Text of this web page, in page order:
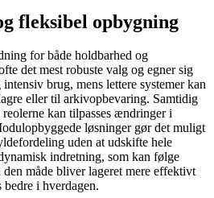
fleksibel opbygning
for både holdbarhed og
det mest robuste valg og egner sig
brug, mens lettere systemer kan
eller til arkivopbevaring. Samtidig
kan tilpasses ændringer i
løsninger gør det muligt
uden at udskifte hele
indretning, som kan følge
måde bliver lageret mere effektivt
bedre i hverdagen.